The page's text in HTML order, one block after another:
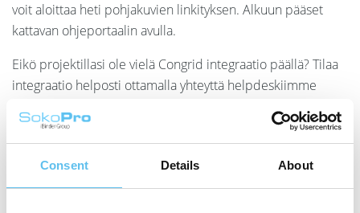
Consent Details About
voit aloittaa heti pohjakuvien linkityksen. Alkuun pääset
kattavan ohjeportaalin avulla.
Eikö projektillasi ole vielä Congrid integraatio päällä? Tilaa
integraatio helposti ottamalla yhteyttä helpdeskiimme
painikkeesta.